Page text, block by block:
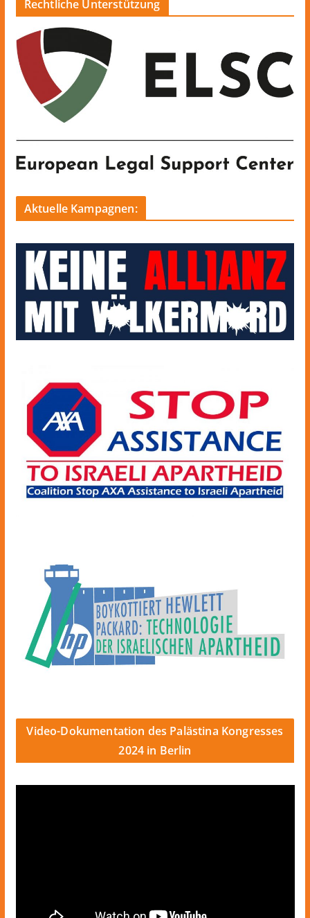
Rechtliche Unterstützung
Aktuelle Kampagnen:
Video-Dokumentation des Palästina Kongresses
2024 in Berlin